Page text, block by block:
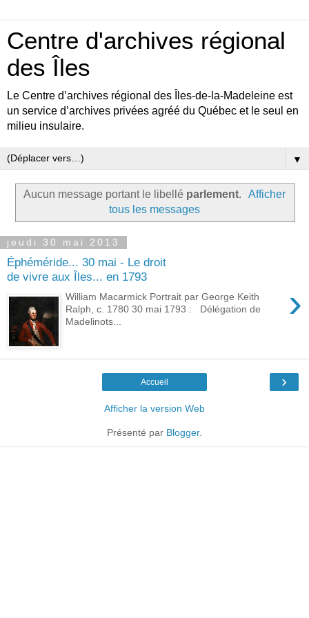
Centre d'archives régional
des Îles
Le Centre d’archives régional des Îles-de-la-Madeleine est
un service d’archives privées agréé du Québec et le seul en
milieu insulaire.
▼
Aucun message portant le libellé parlement.
Afficher
tous les messages
jeudi 30 mai 2013
Éphéméride... 30 mai - Le droit
de vivre aux Îles... en 1793
›
William Macarmick Portrait par George Keith
Ralph, c. 1780 30 mai 1793 : Délégation de
Madelinots...
›
Accueil
Afficher la version Web
Présenté par Blogger.